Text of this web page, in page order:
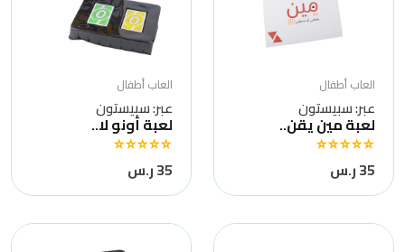
العاب أطفال
عبر: سبيستون
لعبة مين يقن..
35 ر.س
العاب أطفال
عبر: سبيستون
لعبة أونو لا..
35 ر.س